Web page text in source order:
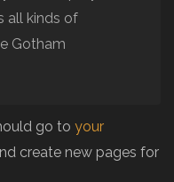
all kinds of
Gotham
go to your
create new pages for